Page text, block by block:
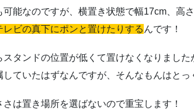
能なのですが、横置き状態で幅17cm、高
レビの真下にポンと置けたりする んです！
タンドの位置が低くて置けなくなりました
ていたはずなんですが、そんなもんはと
は置き場所を選ばないので重宝します！